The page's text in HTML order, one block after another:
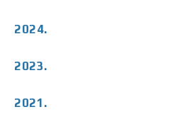
2024.
2023.
2021.